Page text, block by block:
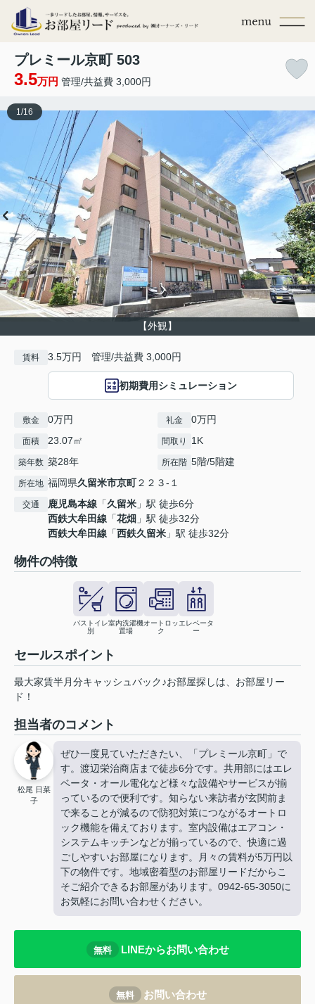
プレミール京町 503
3.5万円 管理/共益費 3,000円
【外観】
1 /16
賃料 3.5万円 管理/共益費 3,000円
初期費用シミュレーション
敷金 0万円 礼金 0万円
面積 23.07㎡ 間取り 1K
築年数 築28年 所在階 5階/5階建
所在地 福岡県久留米市京町２２３-１
交通 鹿児島本線 「久留米 」駅 徒歩6分
西鉄大牟田線 「花畑 」駅 徒歩32分
西鉄大牟田線 「西鉄久留米 」駅 徒歩32分
物件の特徴
バストイレ
別
室内洗濯機
置場
オートロッ
ク
エレベータ
ー
セールスポイント
最大家賃半月分キャッシュバック♪お部屋探しは、お部屋リー
ド！
担当者のコメント
松尾 日菜
子
ぜひ一度見ていただきたい、「プレミール京町」で
す。渡辺栄治商店まで徒歩6分です。共用部にはエレ
ベータ・オール電化など様々な設備やサービスが揃
っているので便利です。知らない来訪者が玄関前ま
で来ることが減るので防犯対策につながるオートロ
ック機能を備えております。室内設備はエアコン・
システムキッチンなどが揃っているので、快適に過
ごしやすいお部屋になります。月々の賃料が5万円以
下の物件です。地域密着型のお部屋リードだからこ
そご紹介できるお部屋があります。0942-65-3050に
お気軽にお問い合わせください。
無料 LINEからお問い合わせ
無料 お問い合わせ